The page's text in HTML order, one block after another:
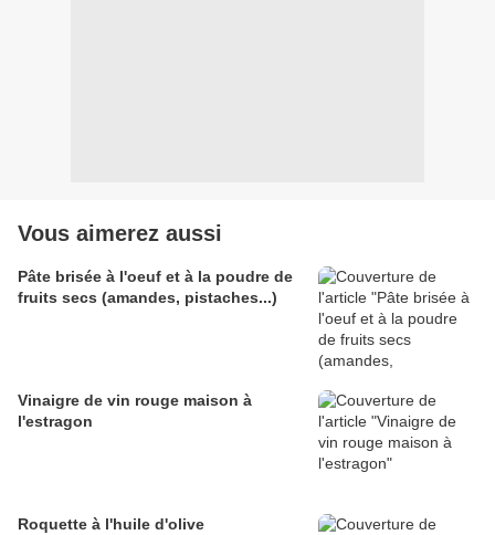
Vous aimerez aussi
Pâte brisée à l'oeuf et à la poudre de
fruits secs (amandes, pistaches...)
Vinaigre de vin rouge maison à
l'estragon
Roquette à l'huile d'olive